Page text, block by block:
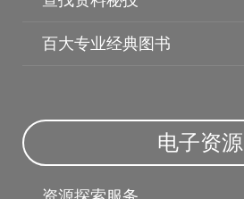
百大专业经典图书
电子资源